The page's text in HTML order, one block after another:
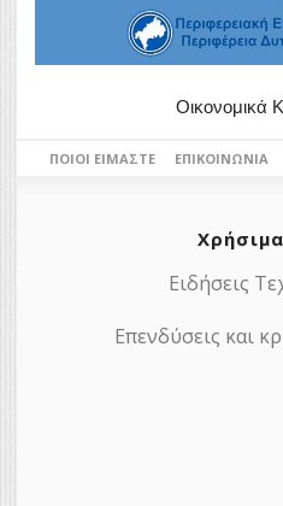
Οικονομικά
ΠΟΙΟΙ ΕΊΜΑΣΤΕ ΕΠΙΚΟΙΝΩΝΊΑ
Ειδήσεις
Επενδύσεις και